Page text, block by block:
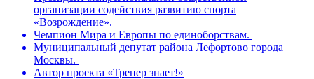
организации содействия развитию спорта
«Возрождение».
Чемпион Мира и Европы по единоборствам.
Муниципальный депутат района Лефортово города
Москвы.
Автор проекта «Тренер знает!»